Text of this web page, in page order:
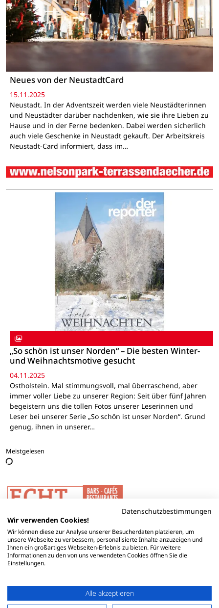
Neues von der NeustadtCard
15.11.2025
Neustadt. In der Adventszeit werden viele Neustädterinnen
und Neustädter darüber nachdenken, wie sie ihre Lieben zu
Hause und in der Ferne bedenken. Dabei werden sicherlich
auch viele Geschenke in Neustadt gekauft. Der Arbeitskreis
Neustadt-Card informiert, dass im…
„So schön ist unser Norden“ – Die besten Winter-
und Weihnachtsmotive gesucht
04.11.2025
Ostholstein. Mal stimmungsvoll, mal überraschend, aber
immer voller Liebe zu unserer Region: Seit über fünf Jahren
begeistern uns die tollen Fotos unserer Leserinnen und
Leser bei unserer Serie „So schön ist unser Norden“. Grund
genug, ihnen in unserer…
Meistgelesen
Datenschutzbestimmungen
Wir verwenden Cookies!
Wir können diese zur Analyse unserer Besucherdaten platzieren, um
unsere Webseite zu verbessern, personalisierte Inhalte anzuzeigen und
Ihnen ein großartiges Webseiten-Erlebnis zu bieten. Für weitere
Informationen zu den von uns verwendeten Cookies öffnen Sie die
Einstellungen.
Alle akzeptieren